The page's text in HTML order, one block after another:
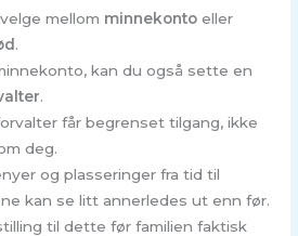
mellom minnekonto eller
.
kan du også sette en
.
får begrenset tilgang, ikke
deg.
og plasseringer fra tid til
kan se litt annerledes ut enn før.
til dette før familien faktisk